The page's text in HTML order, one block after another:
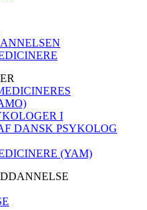
I
DANSK PSYKOLOG
(YAM)